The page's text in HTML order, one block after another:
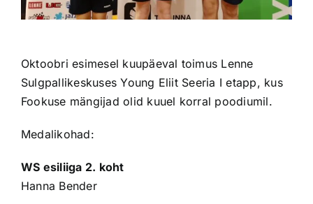
Oktoobri esimesel kuupäeval toimus Lenne
Sulgpallikeskuses Young Eliit Seeria I etapp, kus
Fookuse mängijad olid kuuel korral poodiumil.
Medalikohad:
WS esiliiga 2. koht
Hanna Bender